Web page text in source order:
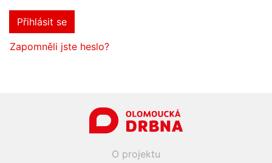
Přihlásit se
Zapomněli jste heslo?
O projektu